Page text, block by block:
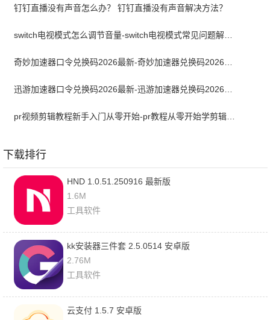
钉钉直播没有声音怎么办？ 钉钉直播没有声音解决方法？
switch电视模式怎么调节音量-switch电视模式常见问题解决方案
pr视频剪辑教程新手入门从零开始-pr教程从零开始学剪辑全集免费
下载排行
HND 1.0.51.250916 最新版
1.6M
工具软件
kk安装器三件套 2.5.0514 安卓版
2.76M
工具软件
云支付 1.5.7 安卓版